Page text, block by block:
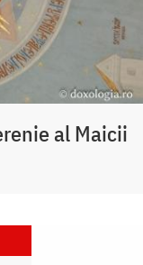
al Maicii